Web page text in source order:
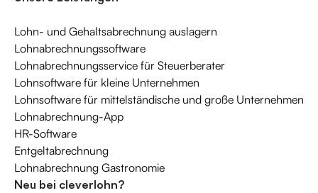
Lohn- und Gehaltsabrechnung auslagern
Lohnabrechnungssoftware
Lohnabrechnungsservice für Steuerberater
Lohnsoftware für kleine Unternehmen
Lohnsoftware für mittelständische und große Unternehmen
Lohnabrechnung-App
HR-Software
Entgeltabrechnung
Lohnabrechnung Gastronomie
Neu bei cleverlohn?